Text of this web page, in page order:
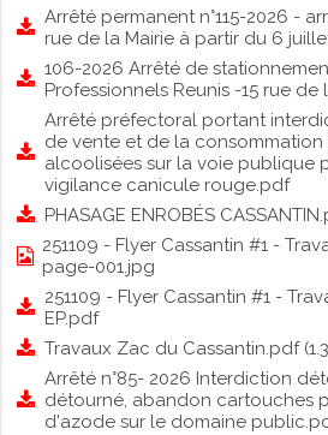
Arrêté permanent n°115-2026 -
rue de la Mairie à partir du 6
106-2026 Arrêté de
Professionnels Reunis -15 rue
Arrêté préfectoral portant
de vente et de la consommation
alcoolisées sur la voie publique
vigilance canicule rouge.pdf
PHASAGE ENROBÉS
251109 - Flyer Cassantin #1 -
page-001.jpg
251109 - Flyer Cassantin #1 -
EP.pdf
Travaux Zac du Cassantin.pdf
Arrêté n°85- 2026 Interdiction
détourné, abandon cartouches
d'azode sur le domaine